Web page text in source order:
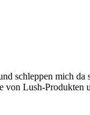
schleppen mich
von Lush-Produkten